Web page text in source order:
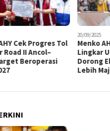
Resmikan Jalan
Jatigede,
Lokal
17/09/2025
Menko
Enggano